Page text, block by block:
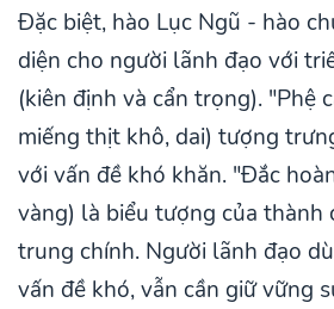
Đặc biệt, hào Lục Ngũ - hào
diện cho người lãnh đạo với
(kiên định và cẩn trọng). "Phệ
miếng thịt khô, dai) tượng
với vấn đề khó khăn. "Đắc
vàng) là biểu tượng của thành
trung chính. Người lãnh đạo
vấn đề khó, vẫn cần giữ vững